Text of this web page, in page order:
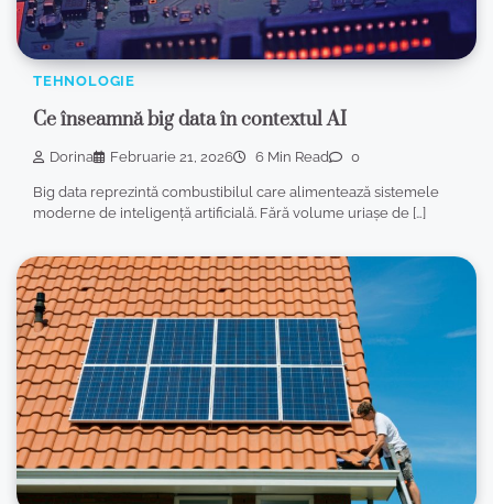
TEHNOLOGIE
Ce înseamnă big data în contextul AI
Dorina Februarie 21, 2026 6 Min Read 0
Big data reprezintă combustibilul care alimentează sistemele
moderne de inteligență artificială. Fără volume uriașe de […]